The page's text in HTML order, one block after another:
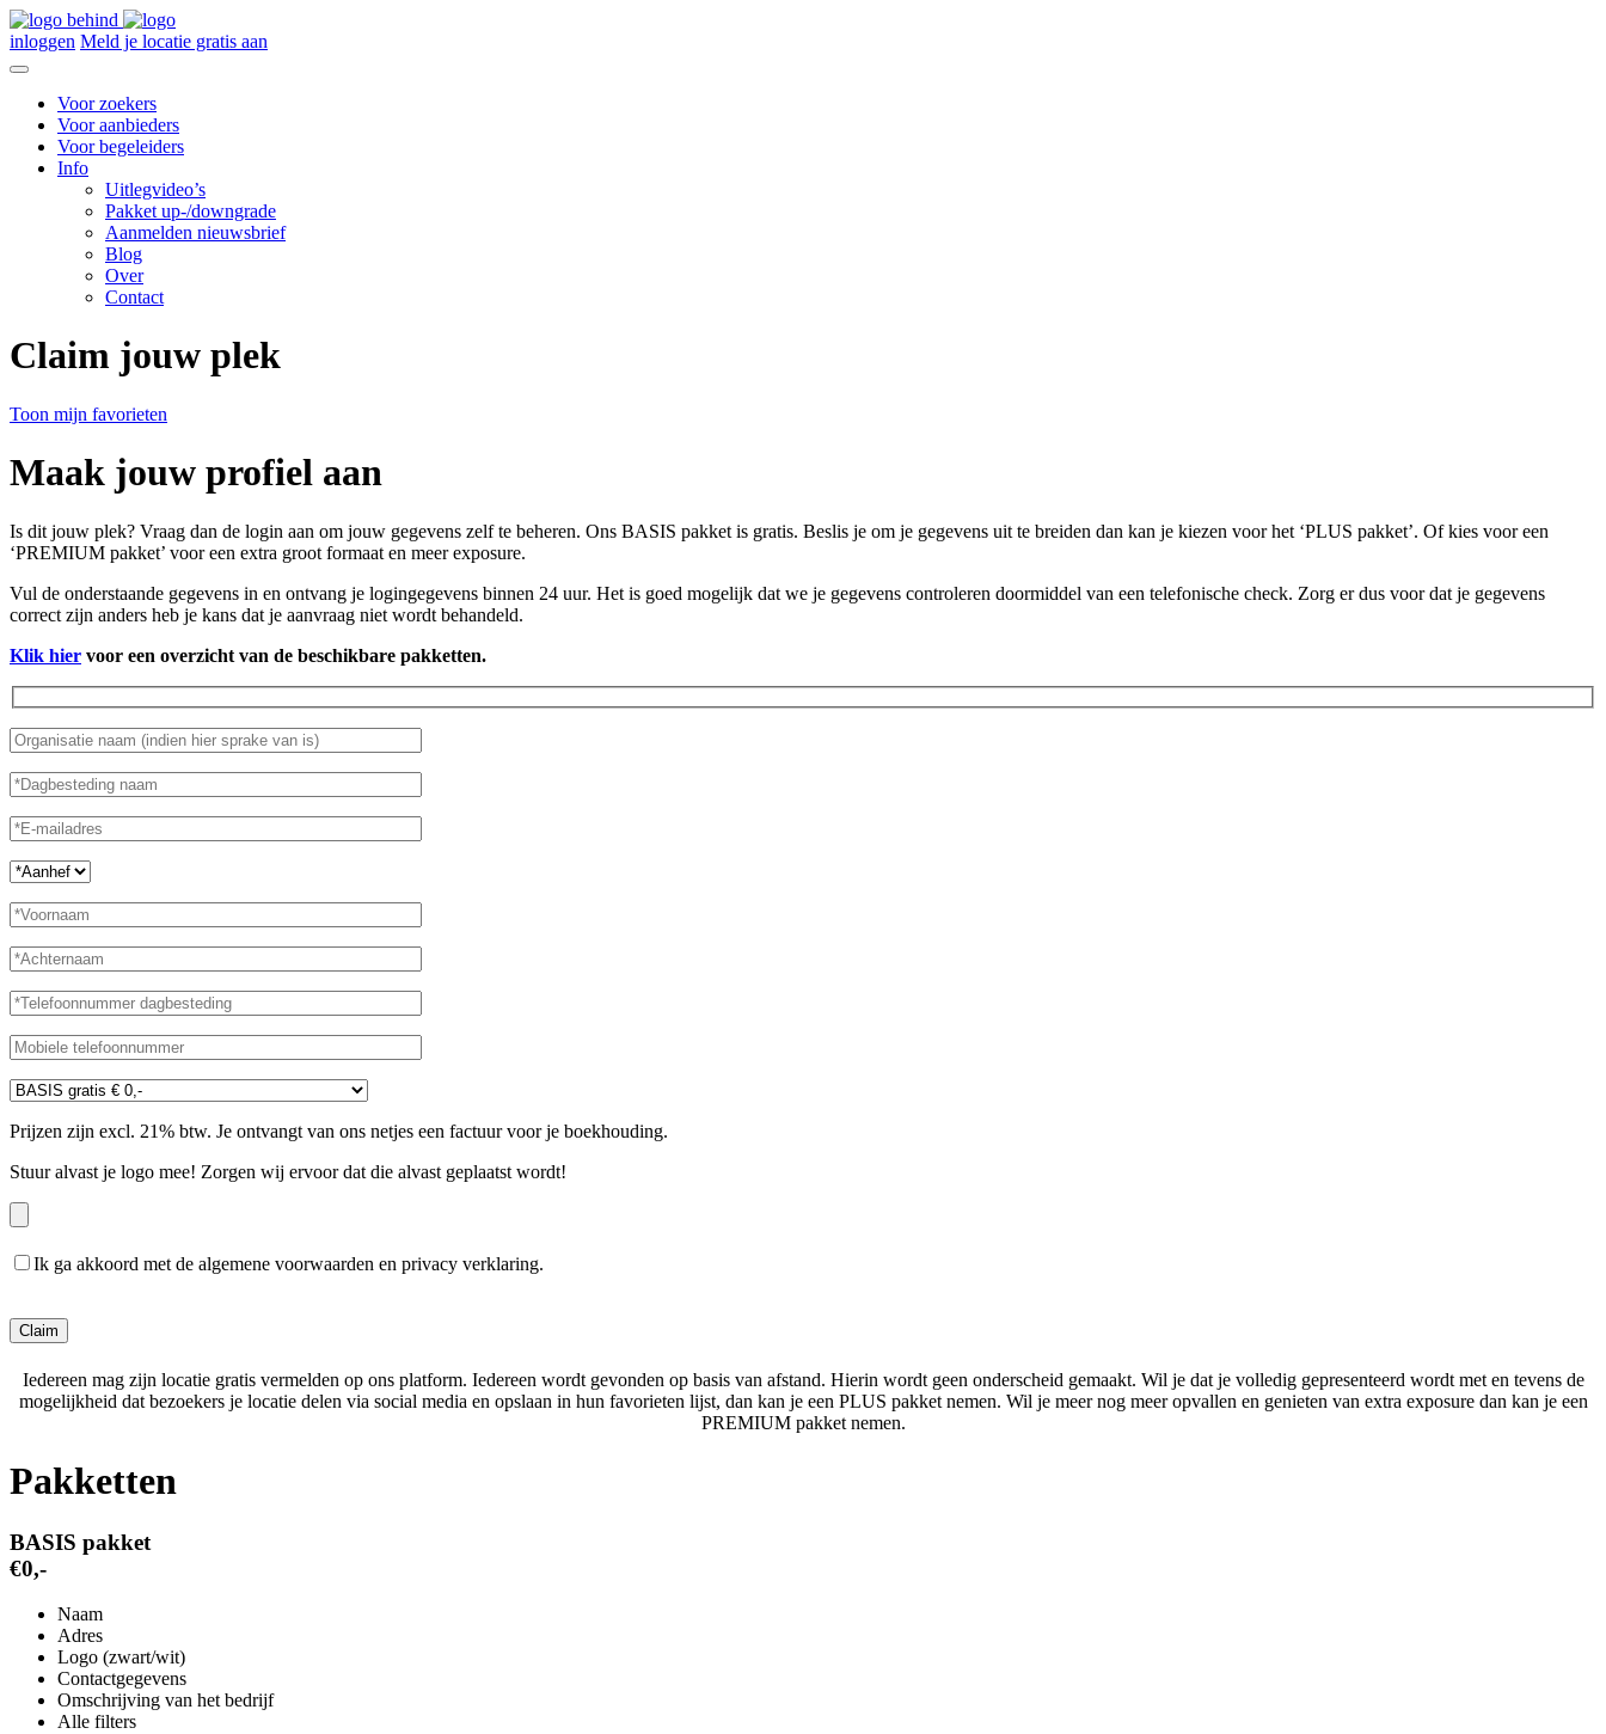
inloggen Meld je locatie gratis aan
Voor zoekers
Voor aanbieders
Voor begeleiders
Info
Uitlegvideo’s
Pakket up-/downgrade
Aanmelden nieuwsbrief
Blog
Over
Contact
Claim jouw plek
Toon mijn favorieten
Maak jouw profiel aan
Is dit jouw plek? Vraag dan de login aan om jouw gegevens zelf te beheren. Ons BASIS pakket is gratis. Beslis je om je gegevens uit te breiden dan kan je kiezen voor het ‘PLUS pakket’. Of kies voor een
‘PREMIUM pakket’ voor een extra groot formaat en meer exposure.
Vul de onderstaande gegevens in en ontvang je logingegevens binnen 24 uur. Het is goed mogelijk dat we je gegevens controleren doormiddel van een telefonische check. Zorg er dus voor dat je gegevens
correct zijn anders heb je kans dat je aanvraag niet wordt behandeld.
Klik hier voor een overzicht van de beschikbare pakketten.
Prijzen zijn excl. 21% btw. Je ontvangt van ons netjes een factuur voor je boekhouding.
Stuur alvast je logo mee! Zorgen wij ervoor dat die alvast geplaatst wordt!
Ik ga akkoord met de algemene voorwaarden en privacy verklaring.
Iedereen mag zijn locatie gratis vermelden op ons platform. Iedereen wordt gevonden op basis van afstand. Hierin wordt geen onderscheid gemaakt. Wil je dat je volledig gepresenteerd wordt met en tevens de
mogelijkheid dat bezoekers je locatie delen via social media en opslaan in hun favorieten lijst, dan kan je een PLUS pakket nemen. Wil je meer nog meer opvallen en genieten van extra exposure dan kan je een
PREMIUM pakket nemen.
Pakketten
BASIS pakket
€0,-
Naam
Adres
Logo (zwart/wit)
Contactgegevens
Omschrijving van het bedrijf
Alle filters